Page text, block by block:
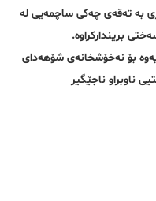
بە تەقەی چەکی ساچمەیی لە
بریندارکراوە.
بۆ نەخۆشخانەی شۆهەدای
ناوبراو ناجێگیر